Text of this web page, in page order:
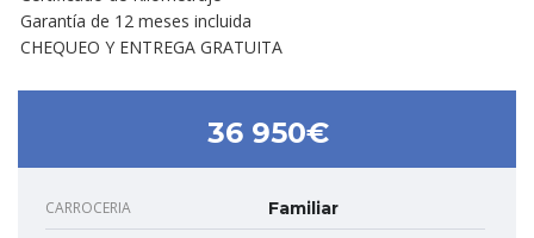
Garantía de 12 meses incluida
CHEQUEO Y ENTREGA GRATUITA
36 950€
CARROCERIA Familiar